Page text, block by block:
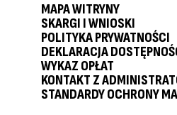
MAPA WITRYNY
SKARGI I WNIOSKI
POLITYKA PRYWATNOŚCI
DEKLARACJA
WYKAZ OPŁAT
KONTAKT Z
STANDARDY OCHRONY